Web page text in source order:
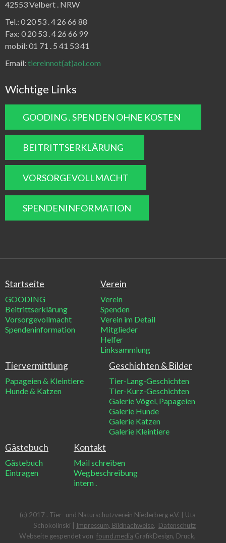
42553 Velbert . NRW
Tel.: 0 20 53 . 4 26 66 88
Fax: 0 20 53 . 4 26 66 99
mobil: 01 71 . 5 41 53 41
Email: tiereinnot(at)aol.com
Wichtige Links
GOODING . SPENDEN OHNE KOSTEN
BEITRITTSERKLÄRUNG
VORSORGEVOLLMACHT
SPENDENINFORMATION
Startseite
GOODING
Beitrittserklärung
Vorsorgevollmacht
Spendeninformation
Verein
Verein
Spenden
Verein im Detail
Mitglieder
Helfer
Linksammlung
Tiervermittlung
Papageien & Kleintiere
Hunde & Katzen
Geschichten & Bilder
Tier-Lang-Geschichten
Tier-Kurz-Geschichten
Galerie Vögel, Papageien
Galerie Hunde
Galerie Katzen
Galerie Kleintiere
Gästebuch
Gästebuch
Eintragen
Kontakt
Mail schreiben
Wegbeschreibung
intern .
(c) 2017 . Tier- und Naturschutzverein Niederberg e.V. | Uta
Schokolinski |
Impressum, Bildnachweise, Datenschutz
Webseite gespendet von found.media GrafikDesign, Druck,